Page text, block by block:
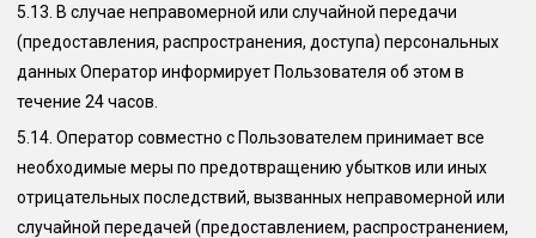
5.13. В случае неправомерной или случайной передачи
(предоставления, распространения, доступа) персональных
данных Оператор информирует Пользователя об этом в
течение 24 часов.
5.14. Оператор совместно с Пользователем принимает все
необходимые меры по предотвращению убытков или иных
отрицательных последствий, вызванных неправомерной или
случайной передачей (предоставлением, распространением,